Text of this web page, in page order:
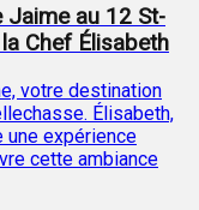
Jaime au 12 St-
Chef Élisabeth
votre destination
Élisabeth,
une expérience
cette ambiance